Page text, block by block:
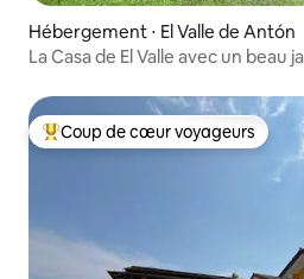
Hébergement ⋅ El Valle de Antón
La Casa de El Valle avec un beau
Coups de cœur voyageurs les
Coup de cœur voyageurs